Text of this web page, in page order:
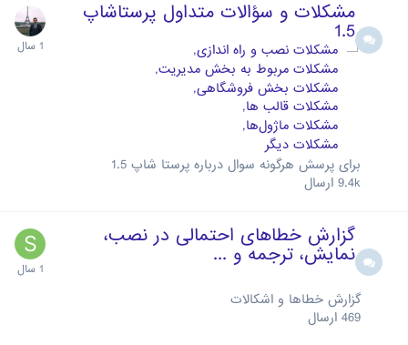
مشکلات و سؤالات متداول پرستاشاپ
1.5
مشکلات نصب و راه اندازی
مشکلات مربوط به بخش مدیریت
مشکلات بخش فروشگاهی
مشکلات قالب ها
مشکلات ماژول‌ها
مشکلات دیگر
برای پرسش هرگونه سوال درباره پرستا شاپ 1.5
9.4k ارسال
گزارش خطاهای احتمالی در نصب،
نمایش، ترجمه و ...
گزارش خطاها و اشکالات
469 ارسال